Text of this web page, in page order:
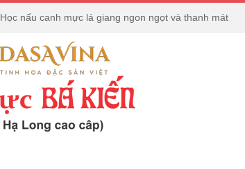
Học nấu canh mực lá giang ngon ngọt và thanh mát